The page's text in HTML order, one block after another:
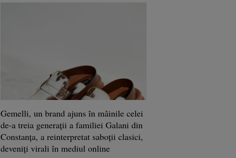
Gemelli, un brand ajuns în mâinile celei
de-a treia generaţii a familiei Galani din
Constanţa, a reinterpretat saboţii clasici,
deveniţi virali în mediul online